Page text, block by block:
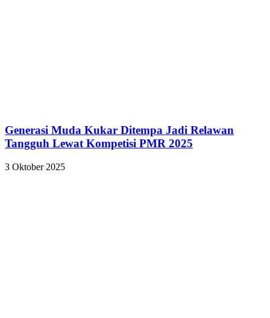
Generasi Muda Kukar Ditempa Jadi Relawan
Tangguh Lewat Kompetisi PMR 2025
3 Oktober 2025